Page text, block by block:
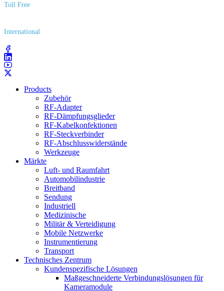
Toll Free
International
Products
Zubehör
RF-Adapter
RF-Dämpfungsglieder
RF-Kabelkonfektionen
RF-Steckverbinder
RF-Abschlusswiderstände
Werkzeuge
Märkte
Luft- und Raumfahrt
Automobilindustrie
Breitband
Sendung
Industriell
Medizinische
Militär & Verteidigung
Mobile Netzwerke
Instrumentierung
Transport
Technisches Zentrum
Kundenspezifische Lösungen
Maßgeschneiderte Verbindungslösungen für
Kameramodule